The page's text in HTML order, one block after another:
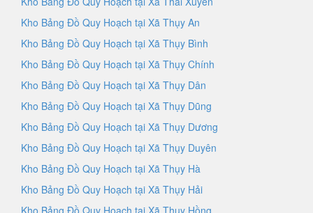
Kho Bảng Đồ Quy Hoạch tại Xã Thụy An
Kho Bảng Đồ Quy Hoạch tại Xã Thụy Bình
Kho Bảng Đồ Quy Hoạch tại Xã Thụy Chính
Kho Bảng Đồ Quy Hoạch tại Xã Thụy Dân
Kho Bảng Đồ Quy Hoạch tại Xã Thụy Dũng
Kho Bảng Đồ Quy Hoạch tại Xã Thụy Dương
Kho Bảng Đồ Quy Hoạch tại Xã Thụy Duyên
Kho Bảng Đồ Quy Hoạch tại Xã Thụy Hà
Kho Bảng Đồ Quy Hoạch tại Xã Thụy Hải
Kho Bảng Đồ Quy Hoạch tại Xã Thụy Hồng